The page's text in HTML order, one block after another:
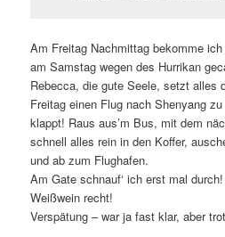
Am Freitag Nachmittag bekomme
am Samstag wegen des Hurrikan
Rebecca, die gute Seele, setzt alles
Freitag einen Flug nach Shenyang
klappt! Raus aus’m Bus, mit dem
schnell alles rein in den Koffer,
und ab zum Flughafen.
Am Gate schnauf‘ ich erst mal
Weißwein recht!
Verspätung – war ja fast klar, aber